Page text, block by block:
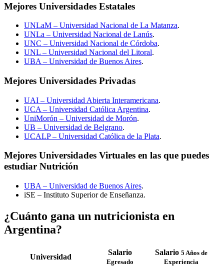
Mejores Universidades Estatales
UNLaM – Universidad Nacional de La Matanza.
UNLa – Universidad Nacional de Lanús.
UNC – Universidad Nacional de Córdoba.
UNL – Universidad Nacional del Litoral.
UBA – Universidad de Buenos Aires.
Mejores Universidades Privadas
UAI – Universidad Abierta Interamericana.
UCA – Universidad Católica Argentina.
UniMorón – Universidad de Morón.
UB – Universidad de Belgrano.
UCALP – Universidad Católica de la Plata.
Mejores Universidades Virtuales en las que puedes
estudiar Nutrición
UBA – Universidad de Buenos Aires.
iSE – Instituto Superior de Enseñanza.
¿Cuánto gana un nutricionista en
Argentina?
Universidad
Salario
Egresado
Salario 5 Años de
Experiencia